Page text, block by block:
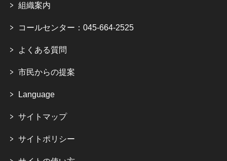
組織案内
コールセンター：045-664-2525
よくある質問
市民からの提案
Language
サイトマップ
サイトポリシー